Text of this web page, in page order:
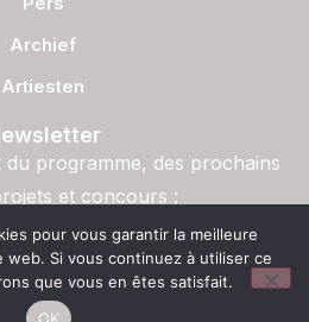
Archief
Artiesten
programme, des prochains
et concours :
pour vous garantir la meilleure
Si vous continuez à utiliser ce
que vous en êtes satisfait.
OK